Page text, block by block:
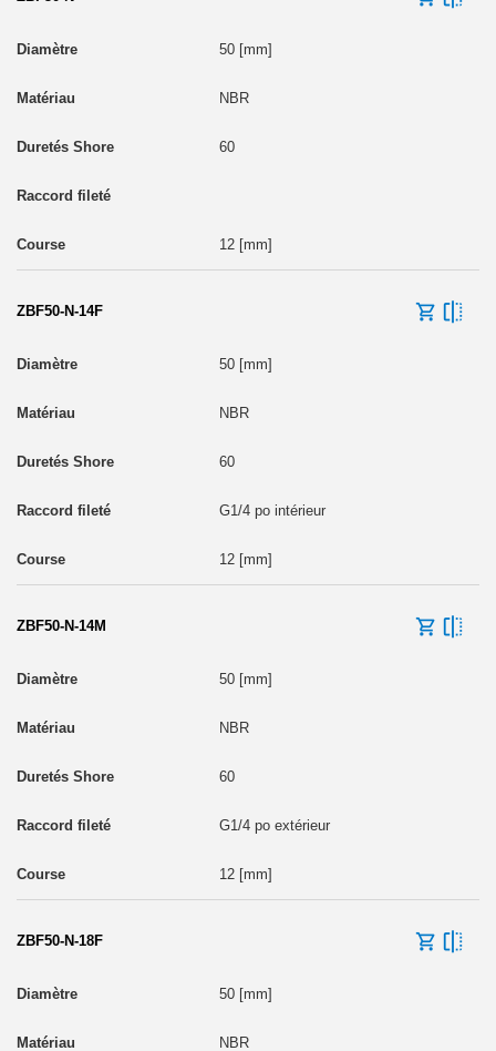
50 [mm]
NBR
60
12 [mm]
ZBF50-N-14F
50 [mm]
NBR
60
G1/4 po intérieur
12 [mm]
ZBF50-N-14M
50 [mm]
NBR
60
G1/4 po extérieur
12 [mm]
ZBF50-N-18F
50 [mm]
NBR